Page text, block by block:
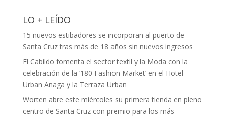
LO + LEÍDO
15 nuevos estibadores se incorporan al puerto de
Santa Cruz tras más de 18 años sin nuevos ingresos
El Cabildo fomenta el sector textil y la Moda con la
celebración de la ‘180 Fashion Market’ en el Hotel
Urban Anaga y la Terraza Urban
Worten abre este miércoles su primera tienda en pleno
centro de Santa Cruz con premio para los más